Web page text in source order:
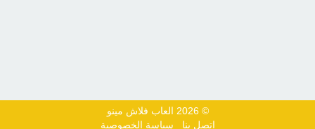
© 2026 العاب فلاش مينو
اتصل بنا
سياسة الخصوصية